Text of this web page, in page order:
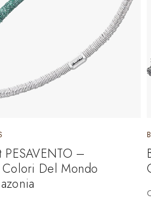
PESAVENTO –
Colori Del Mondo